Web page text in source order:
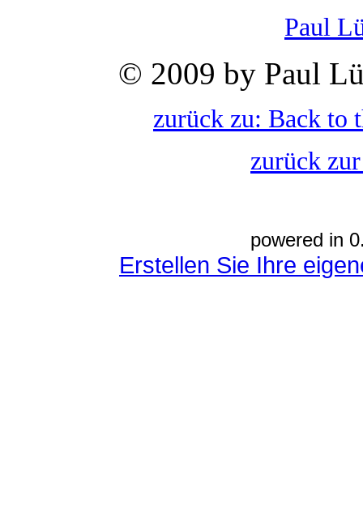
Paul
© 2009 by Paul
zurück zu: Back to
zurück
powered in
Erstellen Sie Ihre